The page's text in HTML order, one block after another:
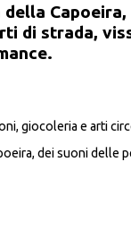
della
di strada,
giocoleria e arti
dei suoni delle